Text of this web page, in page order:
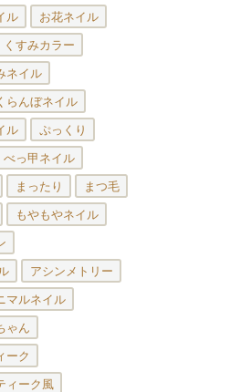
ル お花ネイル
くすみカラー
ネイル
らんぼネイル
ル ぷっくり
べっ甲ネイル
まったり まつ毛
もやもやネイル
アシンメトリー
マルネイル
ゃん
ーク
ィーク風